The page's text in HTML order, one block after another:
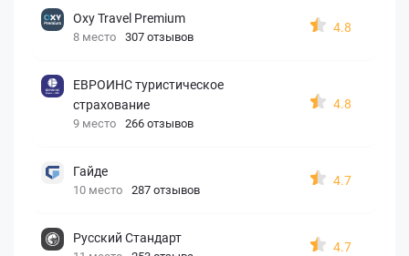
Oxy Travel Premium
8 место 307 отзывов
4.8
ЕВРОИНС туристическое
страхование
9 место 266 отзывов
4.8
Гайде
10 место 287 отзывов
4.7
Русский Стандарт
4.7